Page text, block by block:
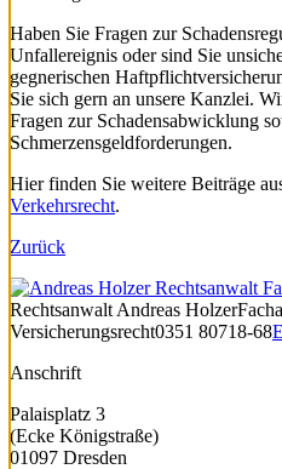
Haben Sie Fragen zur
Unfallereignis oder sind Sie
gegnerischen
Sie sich gern an unsere Kanzlei.
Fragen zur Schadensabwicklung
Schmerzensgeldforderungen.
Hier finden Sie weitere Beiträge
Verkehrsrecht.
Zurück
Rechtsanwalt Andreas Holzer
Versicherungsrecht0351 80718-68
Anschrift
Palaisplatz 3
(Ecke Königstraße)
01097 Dresden